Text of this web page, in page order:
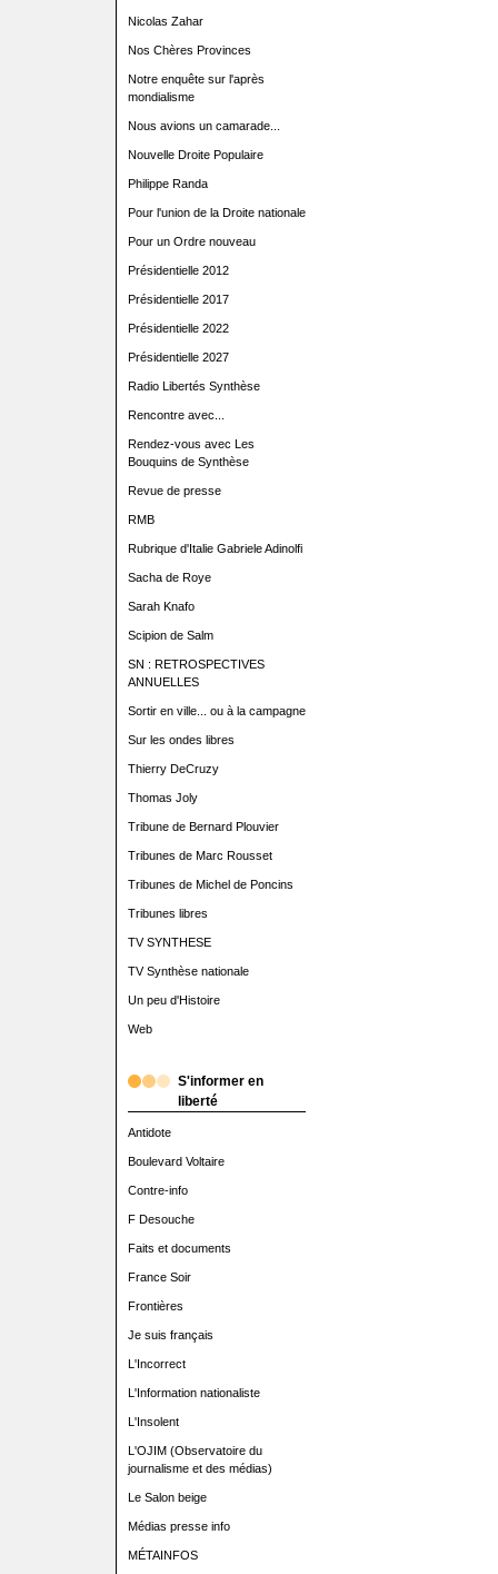
Nicolas Zahar
Nos Chères Provinces
Notre enquête sur l'après
mondialisme
Nous avions un camarade...
Nouvelle Droite Populaire
Philippe Randa
Pour l'union de la Droite nationale
Pour un Ordre nouveau
Présidentielle 2012
Présidentielle 2017
Présidentielle 2022
Présidentielle 2027
Radio Libertés Synthèse
Rencontre avec...
Rendez-vous avec Les
Bouquins de Synthèse
Revue de presse
RMB
Rubrique d'Italie Gabriele Adinolfi
Sacha de Roye
Sarah Knafo
Scipion de Salm
SN : RETROSPECTIVES
ANNUELLES
Sortir en ville... ou à la campagne
Sur les ondes libres
Thierry DeCruzy
Thomas Joly
Tribune de Bernard Plouvier
Tribunes de Marc Rousset
Tribunes de Michel de Poncins
Tribunes libres
TV SYNTHESE
TV Synthèse nationale
Un peu d'Histoire
Web
S'informer en
liberté
Antidote
Boulevard Voltaire
Contre-info
F Desouche
Faits et documents
France Soir
Frontières
Je suis français
L'Incorrect
L'Information nationaliste
L'Insolent
L'OJIM (Observatoire du
journalisme et des médias)
Le Salon beige
Médias presse info
MÉTAINFOS